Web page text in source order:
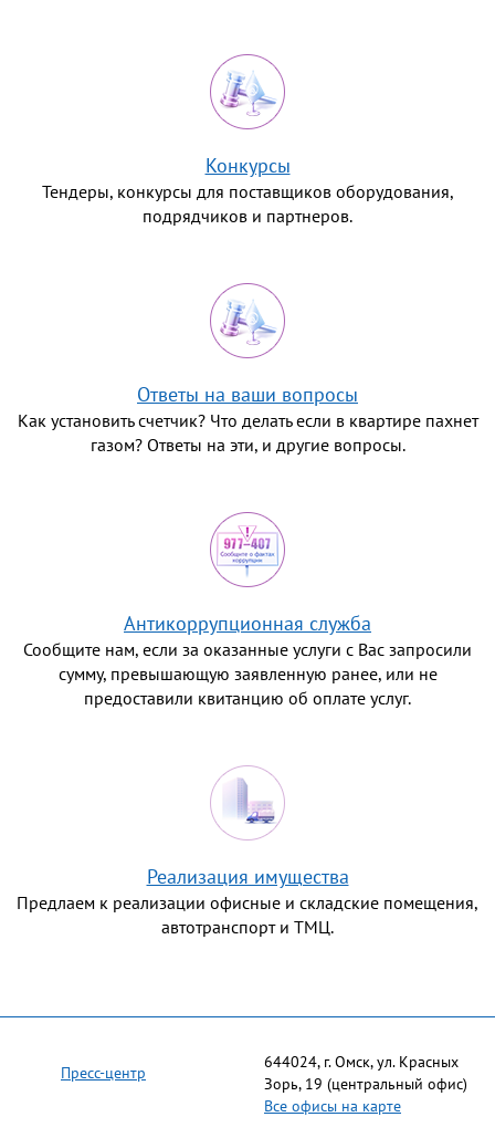
Конкурсы
Тендеры, конкурсы для поставщиков оборудования,
подрядчиков и партнеров.
Ответы на ваши вопросы
Как установить счетчик? Что делать если в квартире пахнет
газом? Ответы на эти, и другие вопросы.
Антикоррупционная служба
Сообщите нам, если за оказанные услуги с Вас запросили
сумму, превышающую заявленную ранее, или не
предоставили квитанцию об оплате услуг.
Реализация имущества
Предлаем к реализации офисные и складские помещения,
автотранспорт и ТМЦ.
Пресс-центр
644024, г. Омск, ул. Красных
Зорь, 19 (центральный офис)
Все офисы на карте